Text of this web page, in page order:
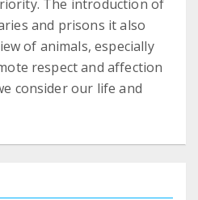
The introduction of
and prisons it also
of animals, especially
respect and affection
consider our life and